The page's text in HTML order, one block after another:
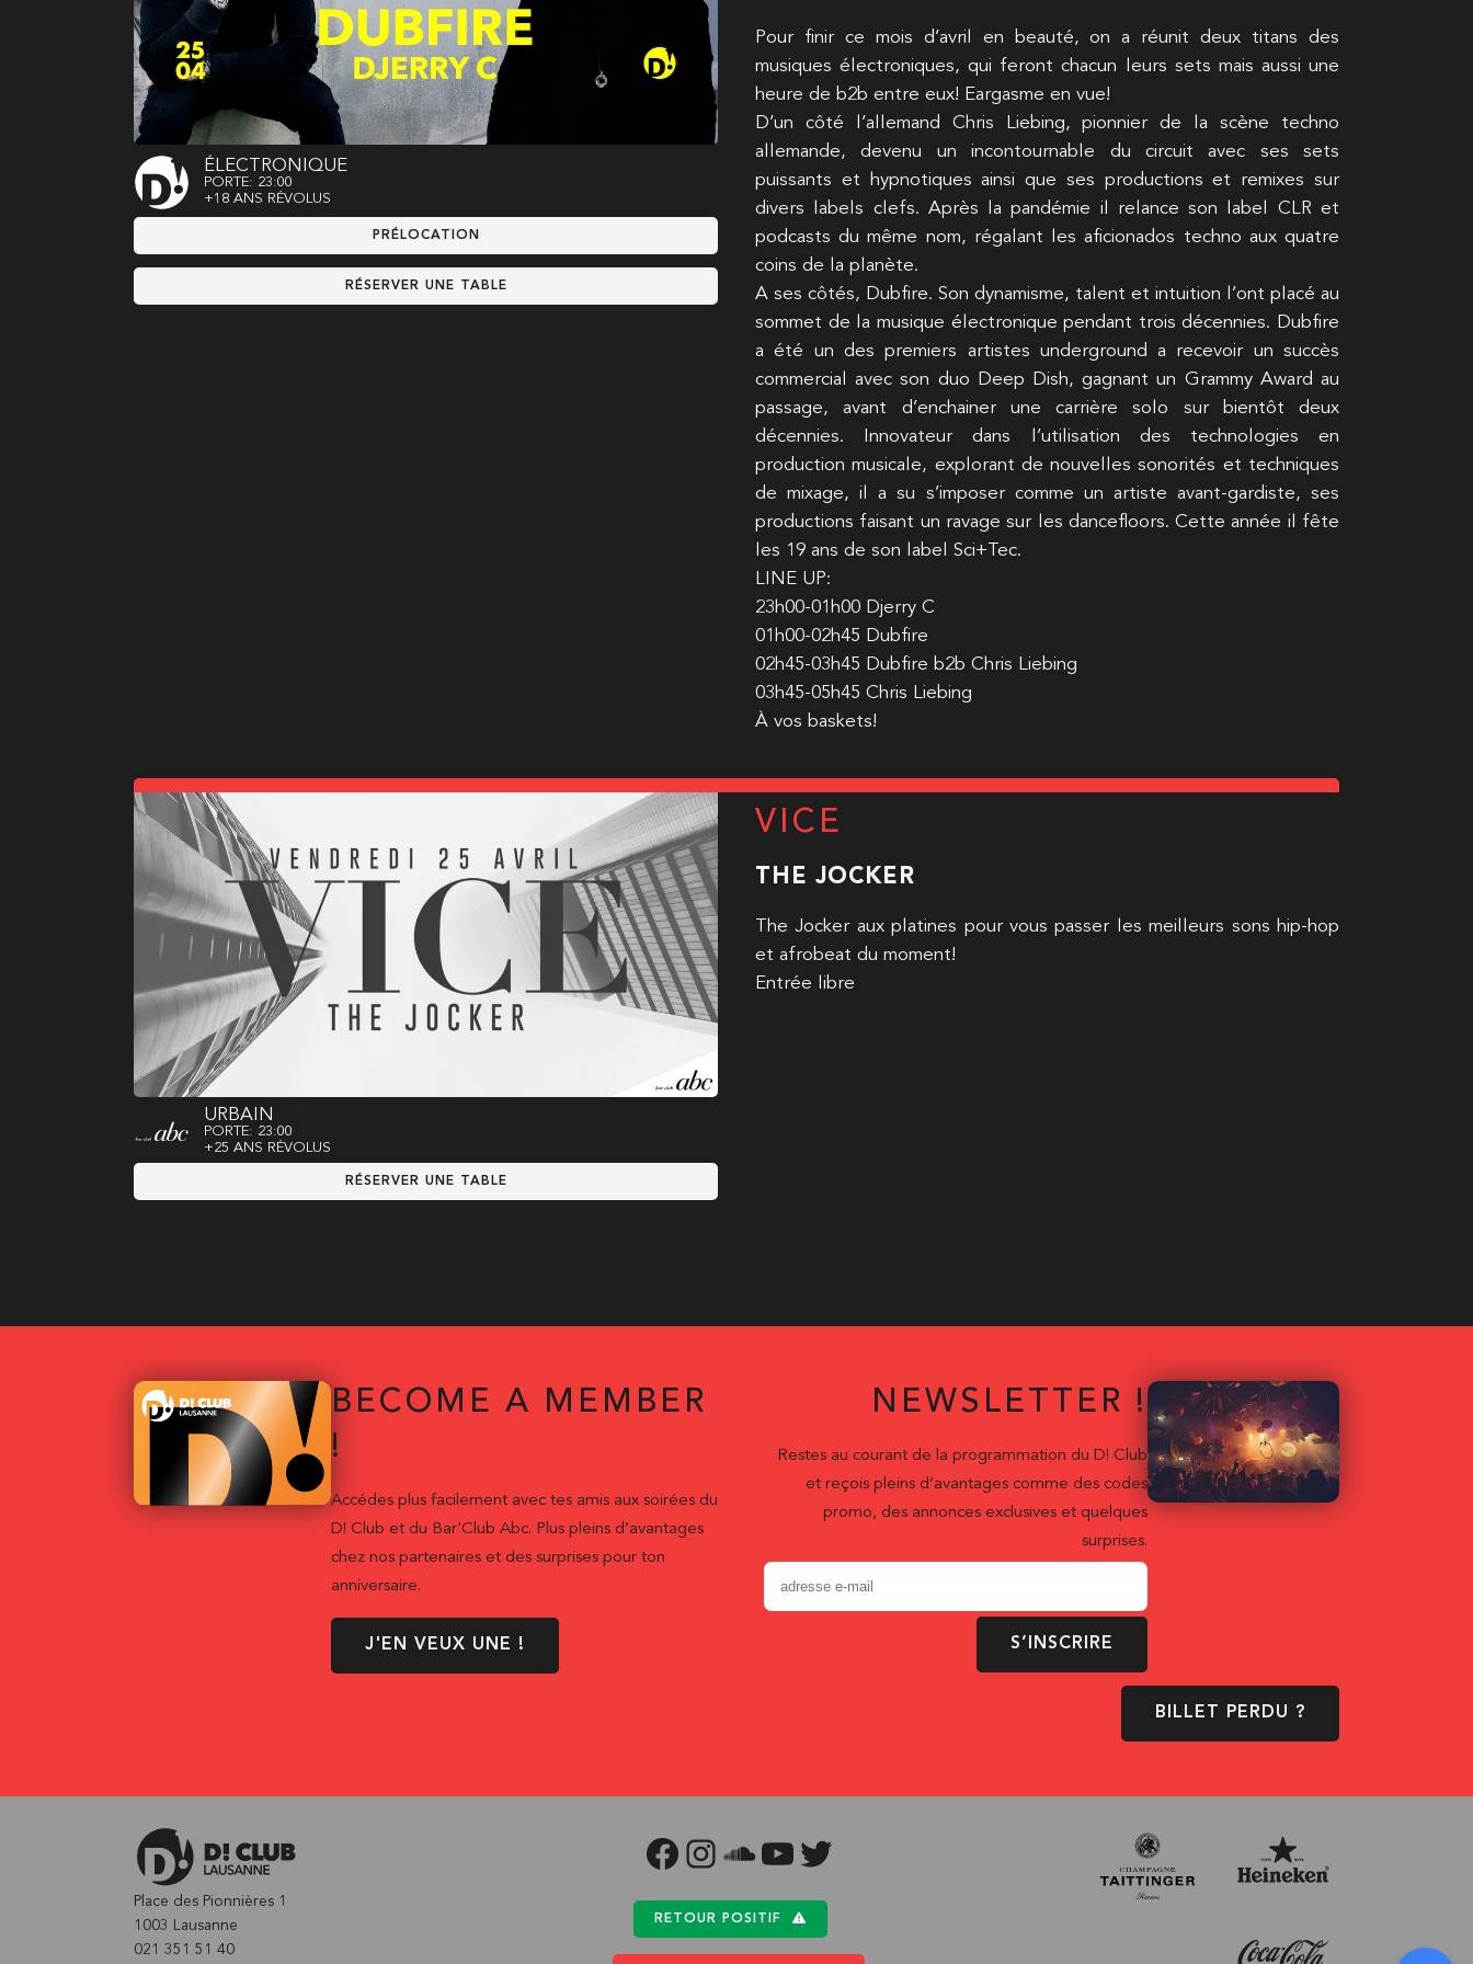
ÉLECTRONIQUE
PORTE: 23:00
+18 ANS RÉVOLUS
PRÉLOCATION
RÉSERVER UNE TABLE
Pour finir ce mois d’avril en beauté, on a réunit deux titans des
musiques électroniques, qui feront chacun leurs sets mais aussi une
heure de b2b entre eux! Eargasme en vue!
D’un côté l’allemand Chris Liebing, pionnier de la scène techno
allemande, devenu un incontournable du circuit avec ses sets
puissants et hypnotiques ainsi que ses productions et remixes sur
divers labels clefs. Après la pandémie il relance son label CLR et
podcasts du même nom, régalant les aficionados techno aux quatre
coins de la planète.
A ses côtés, Dubfire. Son dynamisme, talent et intuition l’ont placé au
sommet de la musique électronique pendant trois décennies. Dubfire
a été un des premiers artistes underground a recevoir un succès
commercial avec son duo Deep Dish, gagnant un Grammy Award au
passage, avant d’enchainer une carrière solo sur bientôt deux
décennies. Innovateur dans l’utilisation des technologies en
production musicale, explorant de nouvelles sonorités et techniques
de mixage, il a su s’imposer comme un artiste avant-gardiste, ses
productions faisant un ravage sur les dancefloors. Cette année il fête
les 19 ans de son label Sci+Tec.
LINE UP:
23h00-01h00 Djerry C
01h00-02h45 Dubfire
02h45-03h45 Dubfire b2b Chris Liebing
03h45-05h45 Chris Liebing
À vos baskets!
URBAIN
PORTE: 23:00
+25 ANS RÉVOLUS
RÉSERVER UNE TABLE
VICE
THE JOCKER
The Jocker aux platines pour vous passer les meilleurs sons hip-hop
et afrobeat du moment!
Entrée libre
BECOME A MEMBER
!
Accédes plus facilement avec tes amis aux soirées du
D! Club et du Bar'Club Abc. Plus pleins d’avantages
chez nos partenaires et des surprises pour ton
anniversaire.
J'EN VEUX UNE !
NEWSLETTER !
Restes au courant de la programmation du D! Club
et reçois pleins d’avantages comme des codes
promo, des annonces exclusives et quelques
surprises.
S’INSCRIRE
BILLET PERDU ?
Place des Pionnières 1
1003 Lausanne
021 351 51 40
FACEBOOKINSTAGRAM
SOUNDCLOUD
YOUTUBETWITTER
RETOUR POSITIF